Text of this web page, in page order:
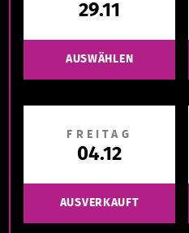
29.11
AUSWÄHLEN
FREITAG
04.12
AUSVERKAUFT